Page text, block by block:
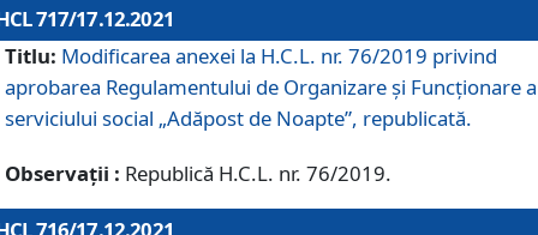
717/17.12.2021
Titlu: Modificarea anexei la H.C.L. nr. 76/2019 privind
aprobarea Regulamentului de Organizare şi Funcționare
serviciului social „Adăpost de Noapte”, republicată.
Observații : Republică H.C.L. nr. 76/2019.